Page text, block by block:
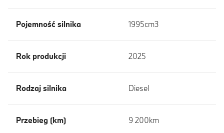
Pojemność silnika 1995cm3
Rok produkcji 2025
Rodzaj silnika Diesel
Przebieg (km) 9 200km